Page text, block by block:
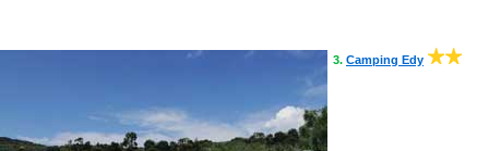
3. Camping Edy